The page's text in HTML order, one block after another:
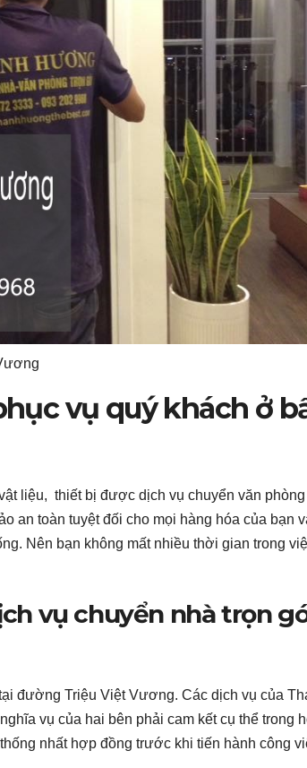
vụ quý khách ở
liệu, thiết bị được dịch vụ chuyển văn
an toàn tuyệt đối cho mọi hàng hóa của bạn
Nên bạn không mất nhiều thời gian trong
vụ chuyển nhà trọn
đường Triệu Việt Vương. Các dịch vụ của
vụ của hai bên phải cam kết cụ thể trong
nhất hợp đồng trước khi tiến hành công